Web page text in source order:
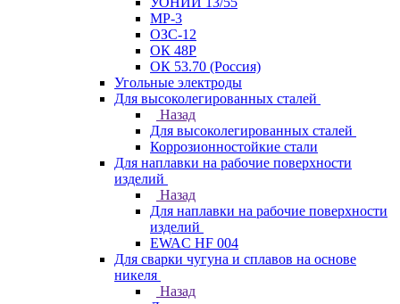
МР-3
ОЗС-12
ОК 48Р
ОК 53.70 (Россия)
Угольные электроды
Для высоколегированных сталей
Назад
Для высоколегированных сталей
Коррозионностойкие стали
Для наплавки на рабочие поверхности
изделий
Назад
Для наплавки на рабочие поверхности
изделий
EWAC HF 004
Для сварки чугуна и сплавов на основе
никеля
Назад